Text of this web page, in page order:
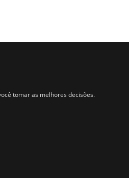
tomar as melhores decisões.